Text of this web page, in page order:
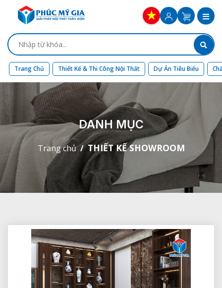
Trang Chủ Thiết Kế & Thi Công Nội Thất Dự Án Tiêu Biểu
DANH MỤC
Trang chủ THIẾT KẾ SHOWROOM